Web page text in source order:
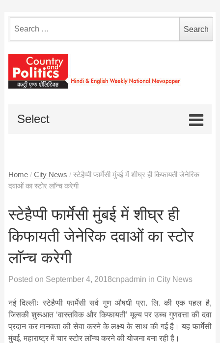
for:
Select
Home / City News / स्टेहैप्पी फार्मेसी मुंबई में शीघ्र ही किफायती जेनेरिक
दवाओं का स्टोर लाॅन्च करेगी
स्टेहैप्पी फार्मेसी मुंबई में शीघ्र ही
किफायती जेनेरिक दवाओं का स्टोर
लाॅन्च करेगी
Posted on September 4, 2018cnpadmin in City News
नई दिल्लीः स्टेहैप्पी फार्मेसी सर्व गुण औषधी प्रा. लि. की एक पहल है,
जिसकी शुरूआत ‘वास्तविक और किफायती’ मूल्य पर उच्च गुणवत्ता की दवा
प्रदान कर मानवता की सेवा करने के लक्ष्य के साथ की गई है। यह फार्मेसी
मुंबई, महाराष्ट्र में चार स्टोर लाॅन्च करने की योजना बना रही है।